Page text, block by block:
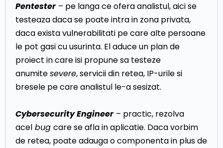
Pentester – pe langa ce ofera analistul, aici se
testeaza daca se poate intra in zona privata,
daca exista vulnerabilitati pe care alte persoane
le pot gasi cu usurinta. El aduce un plan de
proiect in care isi propune sa testeze
anumitesevere, servicii din retea, IP-urile si
bresele pe care analistul le-a sesizat.
Cybersecurity Engineer – practic, rezolva
acel bug care se afla in aplicatie. Daca vorbim
de retea, poate adauga o componenta in plus de